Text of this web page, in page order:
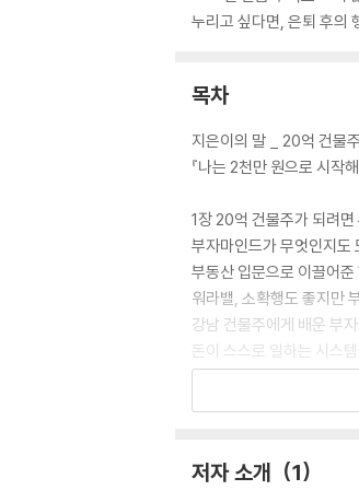
누리고 싶다면, 은퇴 후의
목차
지은이의 말 _ 20억 건물
『나는 2천만 원으로 시작
1장 20억 건물주가 되려
부자마인드가 무엇인지도
부동산 입문으로 이끌어준
워라밸, 소확행도 좋지만
강남 건물주에게 배운 부
돈이 스스로 일하는 시스
노후대비 부동산투자는
점포겸용 단독주택용지의
저자 소개 1